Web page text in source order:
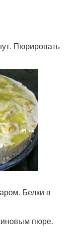
Пюрировать
Белки в
пюре.